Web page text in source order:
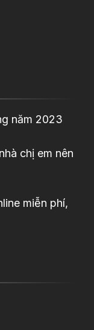
năm 2023
chị em nên
miễn phí,